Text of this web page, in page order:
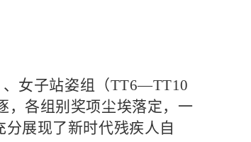
女子站姿组（TT6—TT10
，各组别奖项尘埃落定，一
展现了新时代残疾人自